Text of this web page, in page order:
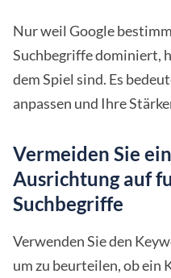
Nur weil Google
Suchbegriffe dominiert,
dem Spiel sind. Es
anpassen und Ihre
Vermeiden Sie
Ausrichtung auf
Suchbegriffe
Verwenden Sie den
um zu beurteilen, ob ein